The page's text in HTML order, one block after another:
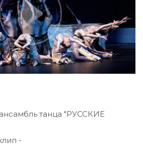
танца "РУССКИЕ
-